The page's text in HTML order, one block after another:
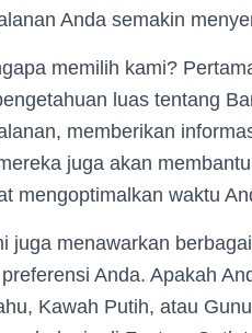
Anda semakin
memilih kami?
luas tentang
memberikan
juga akan
mengoptimalkan waktu
juga menawarkan
Anda. Apakah
Kawah Putih, atau